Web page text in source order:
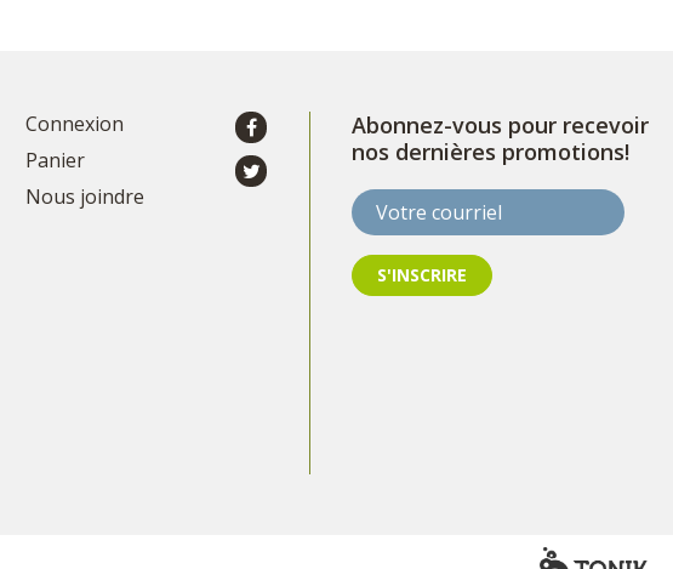
Connexion
Panier
Nous joindre
Abonnez-vous pour recevoir
nos dernières promotions!
Votre courriel
S'INSCRIRE